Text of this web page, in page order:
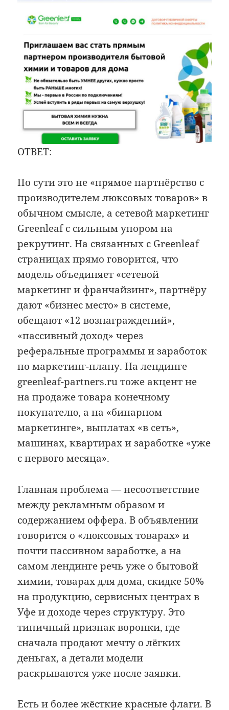
ОТВЕТ:
По сути это не «прямое партнёрство с
производителем люксовых товаров» в
обычном смысле, а сетевой маркетинг
Greenleaf с сильным упором на
рекрутинг. На связанных с Greenleaf
страницах прямо говорится, что
модель объединяет «сетевой
маркетинг и франчайзинг», партнёру
дают «бизнес место» в системе,
обещают «12 вознаграждений»,
«пассивный доход» через
реферальные программы и заработок
по маркетинг-плану. На лендинге
greenleaf-partners.ru тоже акцент не
на продаже товара конечному
покупателю, а на «бинарном
маркетинге», выплатах «в сеть»,
машинах, квартирах и заработке «уже
с первого месяца».
Главная проблема — несоответствие
между рекламным образом и
содержанием оффера. В объявлении
говорится о «люксовых товарах» и
почти пассивном заработке, а на
самом лендинге речь уже о бытовой
химии, товарах для дома, скидке 50%
на продукцию, сервисных центрах в
Уфе и доходе через структуру. Это
типичный признак воронки, где
сначала продают мечту о лёгких
деньгах, а детали модели
раскрываются уже после заявки.
Есть и более жёсткие красные флаги. В